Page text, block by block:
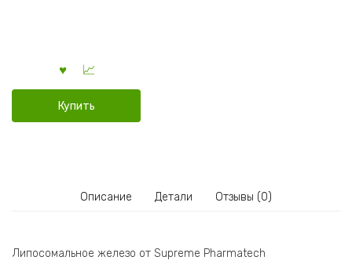
Купить
Описание Детали Отзывы (0)
Липосомальное железо от Supreme Pharmatech